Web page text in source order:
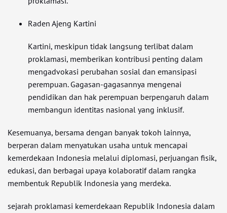
Raden Ajeng Kartini
Kartini, meskipun tidak langsung terlibat dalam
proklamasi, memberikan kontribusi penting dalam
mengadvokasi perubahan sosial dan emansipasi
perempuan. Gagasan-gagasannya mengenai
pendidikan dan hak perempuan berpengaruh dalam
membangun identitas nasional yang inklusif.
Kesemuanya, bersama dengan banyak tokoh lainnya,
berperan dalam menyatukan usaha untuk mencapai
kemerdekaan Indonesia melalui diplomasi, perjuangan fisik,
edukasi, dan berbagai upaya kolaboratif dalam rangka
membentuk Republik Indonesia yang merdeka.
sejarah proklamasi kemerdekaan Republik Indonesia dalam